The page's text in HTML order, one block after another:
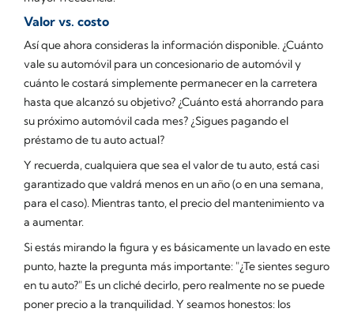
Valor vs. costo
Así que ahora consideras la información disponible. ¿Cuánto
vale su automóvil para un concesionario de automóvil y
cuánto le costará simplemente permanecer en la carretera
hasta que alcanzó su objetivo? ¿Cuánto está ahorrando para
su próximo automóvil cada mes? ¿Sigues pagando el
préstamo de tu auto actual?
Y recuerda, cualquiera que sea el valor de tu auto, está casi
garantizado que valdrá menos en un año (o en una semana,
para el caso). Mientras tanto, el precio del mantenimiento va
a aumentar.
Si estás mirando la figura y es básicamente un lavado en este
punto, hazte la pregunta más importante: "¿Te sientes seguro
en tu auto?" Es un cliché decirlo, pero realmente no se puede
poner precio a la tranquilidad. Y seamos honestos: los